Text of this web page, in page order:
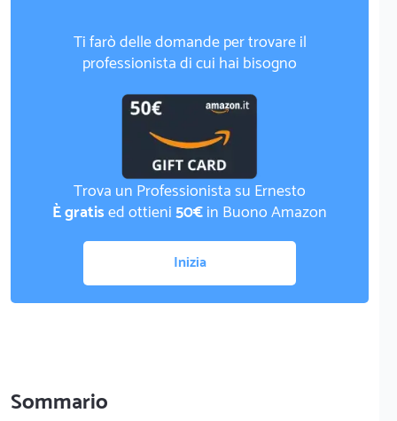
Ti farò delle domande per trovare il
professionista di cui hai bisogno
Trova un Professionista su Ernesto
È gratised ottieni50€in Buono Amazon
Inizia
Sommario